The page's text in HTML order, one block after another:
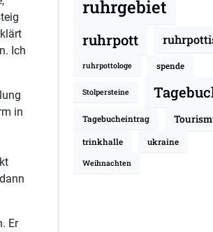
Ich
in
Er
ruhrgebiet
ruhrpott
ruhrpottologe spende
Stolpersteine
Tagebucheintrag
trinkhalle ukraine
Weihnachten